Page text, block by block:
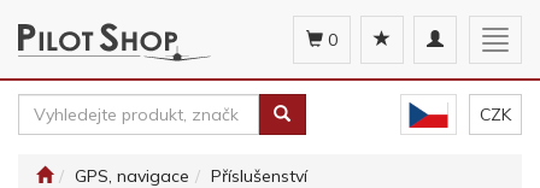
Toggle
navigation
0
CZK
GPS, navigace
Příslušenství